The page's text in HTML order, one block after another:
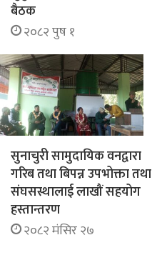
बैठक
२०८२ पुष १
सुनाचुरी सामुदायिक वनद्वारा
गरिब तथा बिपन्न उपभोक्ता तथा
संघसस्थालाई लाखौं सहयोग
हस्तान्तरण
२०८२ मंसिर २७